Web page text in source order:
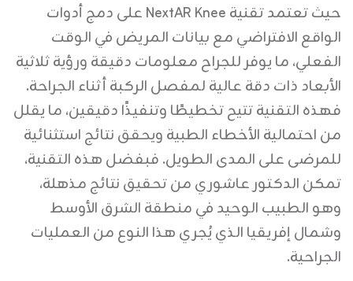
حيث تعتمد تقنية NextAR Knee على دمج أدوات
الواقع الافتراضي مع بيانات المريض في الوقت
الفعلي، ما يوفر للجراح معلومات دقيقة ورؤية ثلاثية
الأبعاد ذات دقة عالية لمفصل الركبة أثناء الجراحة.
فهذه التقنية تتيح تخطيطًا وتنفيذًا دقيقين، ما يقلل
من احتمالية الأخطاء الطبية ويحقق نتائج استثنائية
للمرضى على المدى الطويل. فبفضل هذه التقنية،
تمكن الدكتور عاشوري من تحقيق نتائج مذهلة،
وهو الطبيب الوحيد في منطقة الشرق الأوسط
وشمال إفريقيا الذي يُجري هذا النوع من العمليات
الجراحية.